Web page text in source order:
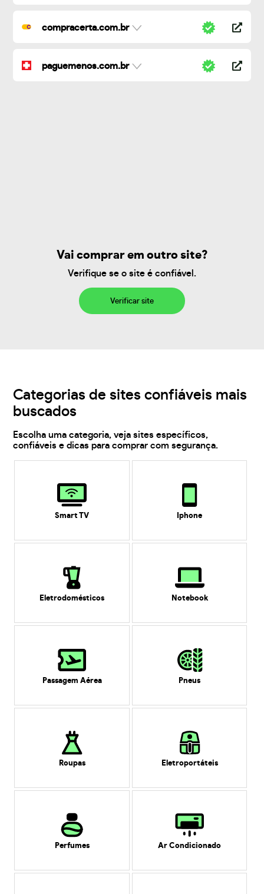
compracerta.com.br
paguemenos.com.br
Vai comprar em outro site?
Verifique se o site é confiável.
Verificar site
Categorias de sites confiáveis mais
buscados
Escolha uma categoria, veja sites específicos,
confiáveis e dicas para comprar com segurança.
Smart TV Iphone
Eletrodomésticos Notebook
Passagem Aérea Pneus
Roupas Eletroportáteis
Perfumes Ar Condicionado